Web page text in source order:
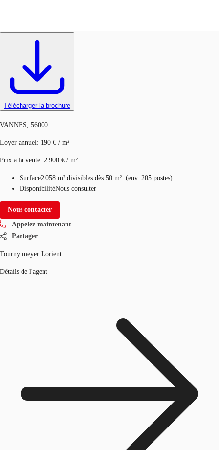
Blog
Données marchés
Pourquoi JLL?
NxT
Appelez maintenant
Télécharger la brochure
VANNES, 56000
Loyer annuel : 190 € / m²
Prix à la vente: 2 900 € / m²
Surface2 058 m² divisibles dès 50 m² (env. 205 postes)
DisponibilitéNous consulter
Nous contacter
Appelez maintenant
Partager
Tourny meyer Lorient
Détails de l'agent